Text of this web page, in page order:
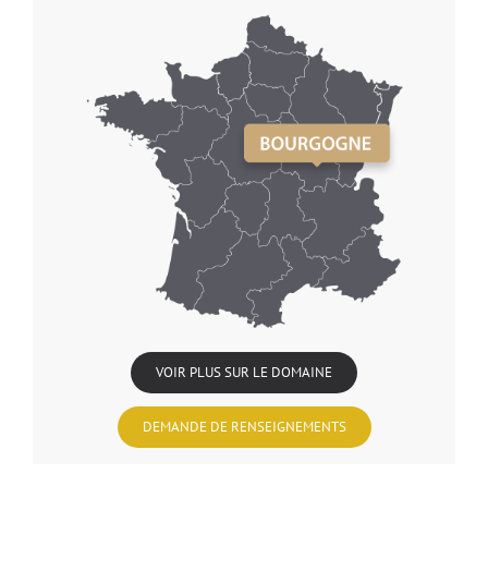
VOIR PLUS SUR LE DOMAINE
DEMANDE DE RENSEIGNEMENTS